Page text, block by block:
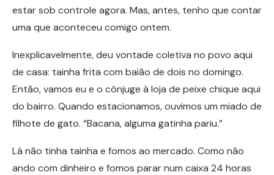
estar sob controle agora. Mas, antes, tenho que contar
uma que aconteceu comigo ontem.
Inexplicavelmente, deu vontade coletiva no povo aqui
de casa: tainha frita com baião de dois no domingo.
Então, vamos eu e o cônjuge à loja de peixe chique aqui
do bairro. Quando estacionamos, ouvimos um miado de
filhote de gato. “Bacana, alguma gatinha pariu.”
Lá não tinha tainha e fomos ao mercado. Como não
ando com dinheiro e fomos parar num caixa 24 horas